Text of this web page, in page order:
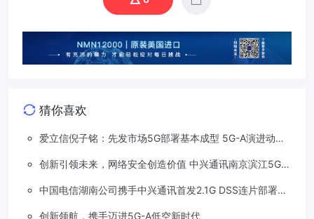
猜你喜欢
爱立信倪子铭：先发市场5G部署基本成型 5G-A演进动能
创新引领未来，网络安全创造价值 中兴通讯南京滨江5G工
中国电信湖南公司携手中兴通讯首发2.1G DSS连片部署助
创新领航，携手迈进5G-A低空新时代